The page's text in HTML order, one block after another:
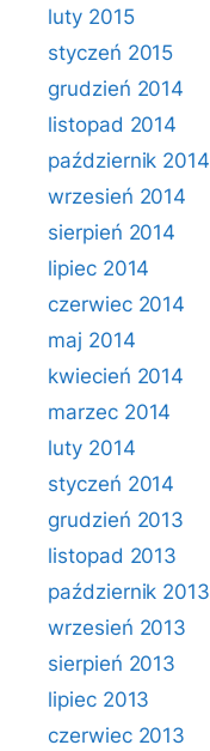
luty 2015
styczeń 2015
grudzień 2014
listopad 2014
październik 2014
wrzesień 2014
sierpień 2014
lipiec 2014
czerwiec 2014
maj 2014
kwiecień 2014
marzec 2014
luty 2014
styczeń 2014
grudzień 2013
listopad 2013
październik 2013
wrzesień 2013
sierpień 2013
lipiec 2013
czerwiec 2013